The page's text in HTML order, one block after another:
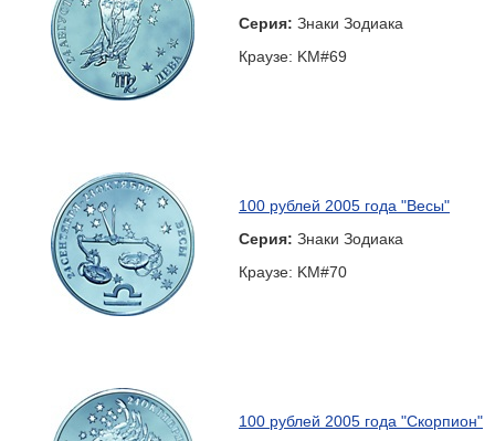
Серия: Знаки Зодиака
Краузе: KM#69
100 рублей 2005 года "Весы"
Серия: Знаки Зодиака
Краузе: KM#70
100 рублей 2005 года "Скорпион"